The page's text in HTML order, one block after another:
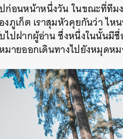
ก่อนหน้าหนึ่งวัน ในขณะที่ทีม
งภูเก็ต เราสุมหัวคุยกันว่า ไ
ปฝากผู้อ่าน ซึ่งหนึ่งในนั้นมี
ายออกเดินทางไปยังหมุดหม